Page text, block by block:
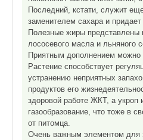
Последний, кстати, служит
заменителем сахара и
Полезные жиры представлены
лососевого масла и льняного
Приятным дополнением
Растение способствует
устранению неприятных
продуктов его
здоровой работе ЖКТ, а укроп
газообразование, что тоже в
от питомца.
Очень важным элементом для